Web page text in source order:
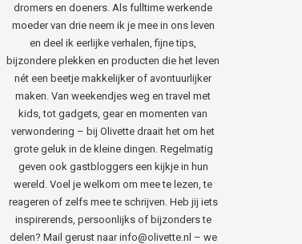
dromers en doeners. Als fulltime werkende
moeder van drie neem ik je mee in ons leven
en deel ik eerlijke verhalen, fijne tips,
bijzondere plekken en producten die het leven
nét een beetje makkelijker of avontuurlijker
maken. Van weekendjes weg en travel met
kids, tot gadgets, gear en momenten van
verwondering – bij Olivette draait het om het
grote geluk in de kleine dingen. Regelmatig
geven ook gastbloggers een kijkje in hun
wereld. Voel je welkom om mee te lezen, te
reageren of zelfs mee te schrijven. Heb jij iets
inspirerends, persoonlijks of bijzonders te
delen? Mail gerust naar info@olivette.nl – we